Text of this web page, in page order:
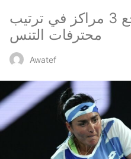
أنس جابر تتراجع 3 مراكز في ترتيب
محترفات التنس
Awatef